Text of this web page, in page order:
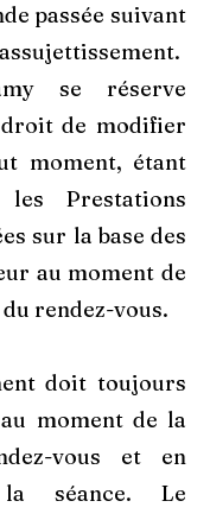
passée suivant
se réserve
de modifier
moment, étant
Prestations
sur la base des
au moment de
rendez-vous.
doit toujours
moment de la
vous et en
séance. Le